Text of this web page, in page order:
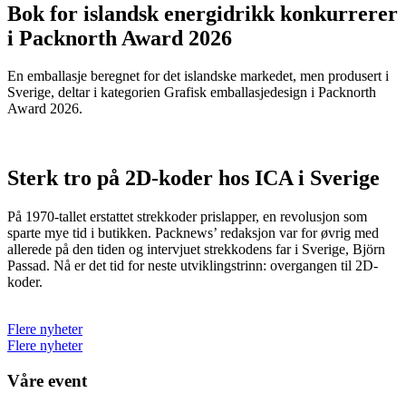
Bok for islandsk energidrikk konkurrerer
i Packnorth Award 2026
En emballasje beregnet for det islandske markedet, men produsert i
Sverige, deltar i kategorien Grafisk emballasjedesign i Packnorth
Award 2026.
Sterk tro på 2D-koder hos ICA i Sverige
På 1970-tallet erstattet strekkoder prislapper, en revolusjon som
sparte mye tid i butikken. Packnews’ redaksjon var for øvrig med
allerede på den tiden og intervjuet strekkodens far i Sverige, Björn
Passad. Nå er det tid for neste utviklingstrinn: overgangen til 2D-
koder.
Flere nyheter
Flere nyheter
Våre event